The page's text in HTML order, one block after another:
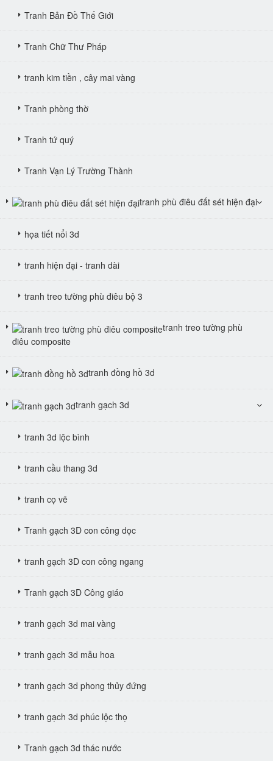
Tranh Bản Đồ Thế Giới
Tranh Chữ Thư Pháp
tranh kim tiền , cây mai vàng
Tranh phòng thờ
Tranh tứ quý
Tranh Vạn Lý Trường Thành
tranh phù điêu đất sét hiện đại
họa tiết nổi 3d
tranh hiện đại - tranh dài
tranh treo tường phù điêu bộ 3
tranh treo tường phù
điêu composite
tranh đồng hồ 3d
tranh gạch 3d
tranh 3d lộc bình
tranh cầu thang 3d
tranh cọ vẽ
Tranh gạch 3D con công dọc
tranh gạch 3D con công ngang
Tranh gạch 3D Công giáo
tranh gạch 3d mai vàng
tranh gạch 3d mẫu hoa
tranh gạch 3d phong thủy đứng
tranh gạch 3d phúc lộc thọ
Tranh gạch 3d thác nước